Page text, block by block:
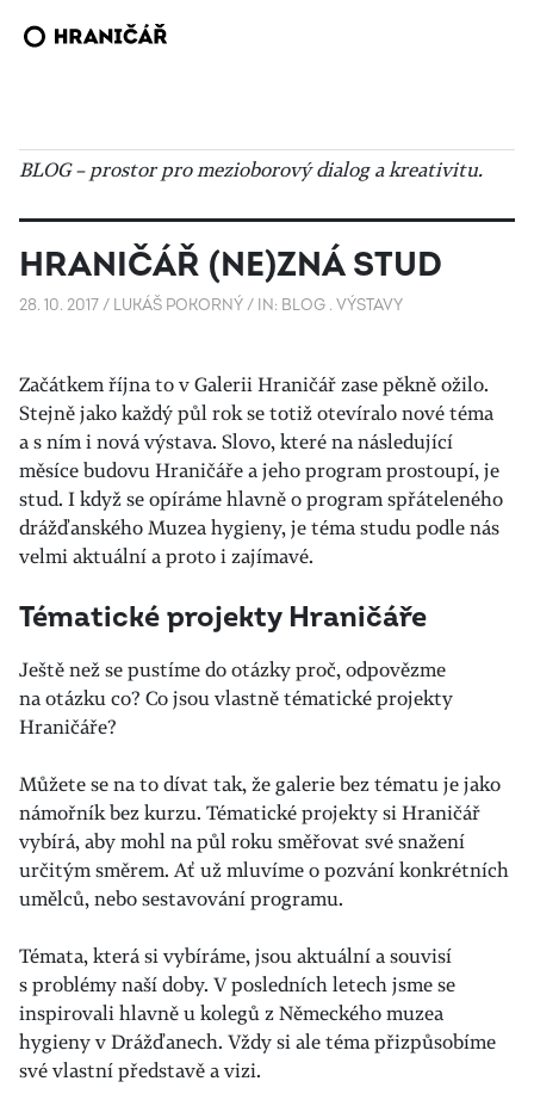
BLOG – prostor pro mezioborový dialog a kreativitu.
HRANIČÁŘ (NE)ZNÁ STUD
28. 10. 2017/ LUKÁŠ POKORNÝ/ IN: BLOG . VÝSTAVY
Začátkem října to v Galerii Hraničář zase pěkně ožilo.
Stejně jako každý půl rok se totiž otevíralo nové téma
a s ním i nová výstava. Slovo, které na následující
měsíce budovu Hraničáře a jeho program prostoupí, je
stud. I když se opíráme hlavně o program spřáteleného
drážďanského Muzea hygieny, je téma studu podle nás
velmi aktuální a proto i zajímavé.
Tématické projekty Hraničáře
Ještě než se pustíme do otázky proč, odpovězme
na otázku co? Co jsou vlastně tématické projekty
Hraničáře?
Můžete se na to dívat tak, že galerie bez tématu je jako
námořník bez kurzu. Tématické projekty si Hraničář
vybírá, aby mohl na půl roku směřovat své snažení
určitým směrem. Ať už mluvíme o pozvání konkrétních
umělců, nebo sestavování programu.
Témata, která si vybíráme, jsou aktuální a souvisí
s problémy naší doby. V posledních letech jsme se
inspirovali hlavně u kolegů z Německého muzea
hygieny v Drážďanech. Vždy si ale téma přizpůsobíme
své vlastní představě a vizi.